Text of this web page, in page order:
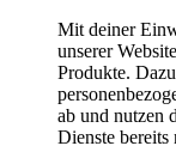
Mit deiner
unserer
Produkte.
ab und nutzen
Dienste bereits